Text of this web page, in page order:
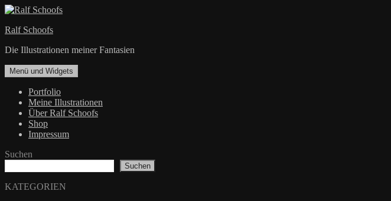
Zum
springen
Ralf Schoofs
Die Illustrationen meiner Fantasien
Menü und Widgets
Portfolio
Meine Illustrationen
Über Ralf Schoofs
Shop
Impressum
Suchen
Suchen
KATEGORIEN